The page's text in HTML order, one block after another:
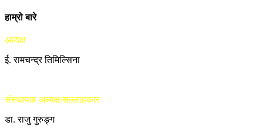
हाम्रो बारे
अध्यक्ष
ई. रामचन्द्र तिमिल्सिना
संस्थापक अध्यक्ष/सल्लाहकार
डा. राजु गुरुङ्ग